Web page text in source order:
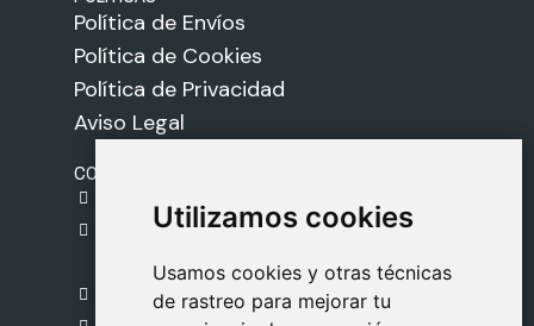
Utilizamos cookies
Usamos cookies y otras técnicas
de rastreo para mejorar tu
Utilizamos cookies
Usamos cookies y otras técnicas
de rastreo para mejorar tu
Política de Envíos
Política de Cookies
Política de Privacidad
Aviso Legal
CONTACTO
C. del Pradillo, 6, 28770 Colmenar Viejo,
Madrid
918 459 877